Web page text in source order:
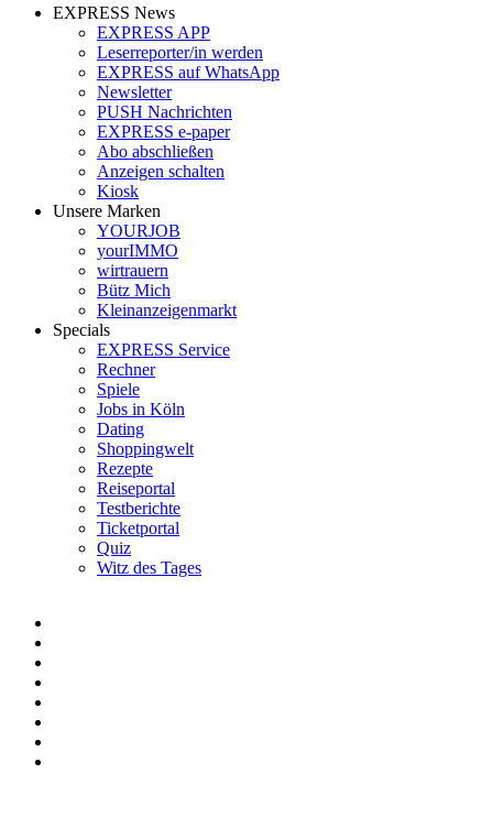
EXPRESS News
EXPRESS APP
Leserreporter/in werden
EXPRESS auf WhatsApp
Newsletter
PUSH Nachrichten
EXPRESS e-paper
Abo abschließen
Anzeigen schalten
Kiosk
Unsere Marken
YOURJOB
yourIMMO
wirtrauern
Bütz Mich
Kleinanzeigenmarkt
Specials
EXPRESS Service
Rechner
Spiele
Jobs in Köln
Dating
Shoppingwelt
Rezepte
Reiseportal
Testberichte
Ticketportal
Quiz
Witz des Tages